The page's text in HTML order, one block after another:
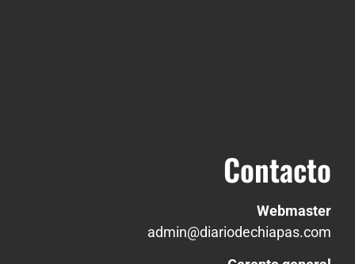
Contacto
Webmaster
admin@diariodechiapas.com